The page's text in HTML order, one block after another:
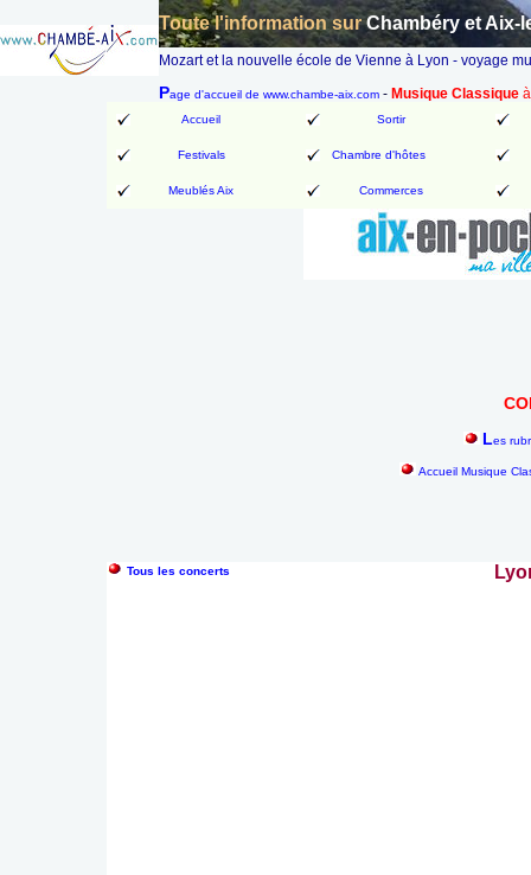
Toute l'information surChambéry et Aix-
Mozart et la nouvelle école de Vienne à Lyon - voyage
Page d'accueil de www.chambe-aix.com - Musique Classique
Accueil Sortir
Festivals Chambre d'hôtes
Meublés Aix Commerces
Les
Accueil Musique
Tous les concerts